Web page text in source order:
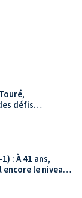
défis
République
: À 41 ans,
le niveau